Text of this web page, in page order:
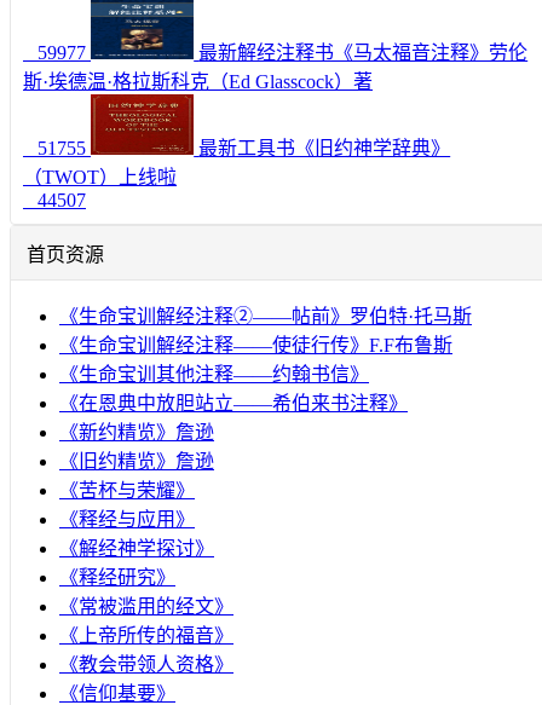
59977
最新解经注释书《马太福音注释》劳伦
斯·埃德温·格拉斯科克（Ed Glasscock）著
51755
最新工具书《旧约神学辞典》
（TWOT）上线啦
44507
首页资源
《生命宝训解经注释②——帖前》罗伯特·托马斯
《生命宝训解经注释——使徒行传》F.F布鲁斯
《生命宝训其他注释——约翰书信》
《在恩典中放胆站立——希伯来书注释》
《新约精览》詹逊
《旧约精览》詹逊
《苦杯与荣耀》
《释经与应用》
《解经神学探讨》
《释经研究》
《常被滥用的经文》
《上帝所传的福音》
《教会带领人资格》
《信仰基要》